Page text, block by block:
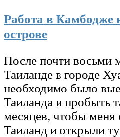
Работа в Камбодже
острове
После почти восьми
Таиланде в городе
необходимо было
Таиланда и пробыть
месяцев, чтобы меня
Таиланд и открыли